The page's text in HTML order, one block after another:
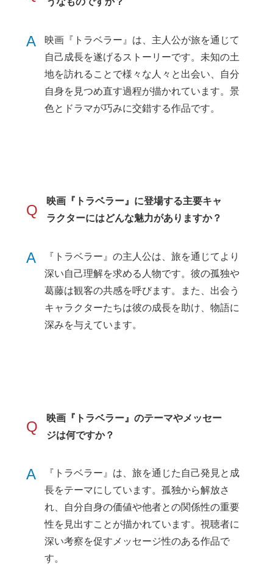
A
映画『トラベラー』は、主人公が旅を通じて
自己成長を遂げるストーリーです。未知の土
地を訪れることで様々な人々と出会い、自分
自身を見つめ直す過程が描かれています。景
色とドラマが巧みに交錯する作品です。
Q
映画『トラベラー』に登場する主要キャ
ラクターにはどんな魅力がありますか？
A
『トラベラー』の主人公は、旅を通じてより
深い自己理解を求める人物です。彼の孤独や
葛藤は観客の共感を呼びます。また、出会う
キャラクターたちは彼の成長を助け、物語に
深みを与えています。
Q
映画『トラベラー』のテーマやメッセー
ジは何ですか？
A
『トラベラー』は、旅を通じた自己発見と成
長をテーマにしています。孤独から解放さ
れ、自分自身の価値や他者との関係性の重要
性を見出すことが描かれています。視聴者に
深い考察を促すメッセージ性のある作品で
す。